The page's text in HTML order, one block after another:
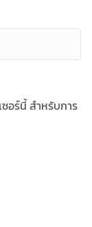
อร์นี้ สำหรับการ